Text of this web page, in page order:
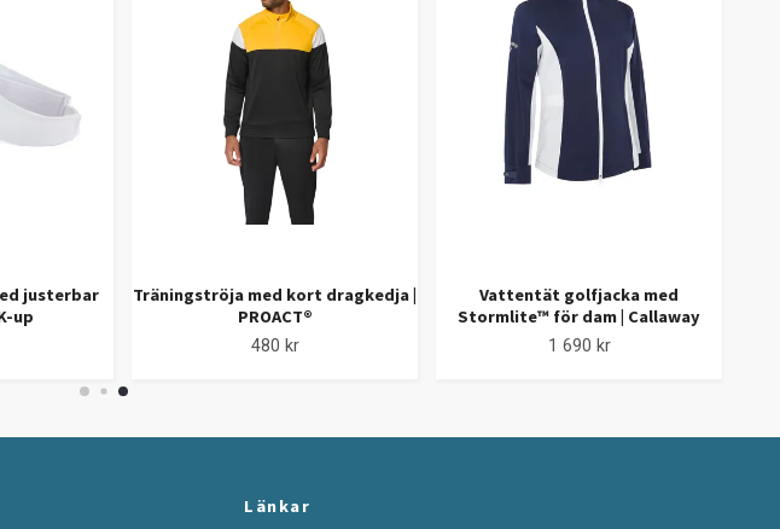
justerbar
up
Träningströja med kort dragkedja |
PROACT®
480 kr
Vattentät golfjacka med
Stormlite™ för dam | Callaway
1 690 kr
Länkar